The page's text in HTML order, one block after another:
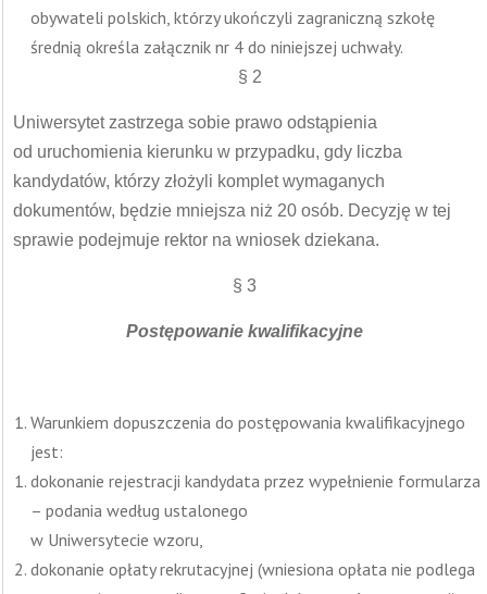
obywateli polskich, którzy ukończyli zagraniczną szkołę
średnią określa załącznik nr 4 do niniejszej uchwały.
§ 2
Uniwersytet zastrzega sobie prawo odstąpienia
od uruchomienia kierunku w przypadku, gdy liczba
kandydatów, którzy złożyli komplet wymaganych
dokumentów, będzie mniejsza niż 20 osób. Decyzję w tej
sprawie podejmuje rektor na wniosek dziekana.
§ 3
Postępowanie kwalifikacyjne
Warunkiem dopuszczenia do postępowania kwalifikacyjnego
jest:
dokonanie rejestracji kandydata przez wypełnienie formularza
– podania według ustalonego
w Uniwersytecie wzoru,
dokonanie opłaty rekrutacyjnej (wniesiona opłata nie podlega